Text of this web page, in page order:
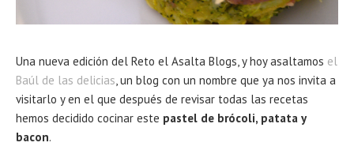
Una nueva edición del Reto el Asalta Blogs, y hoy asaltamos el
Baúl de las delicias , un blog con un nombre que ya nos invita a
visitarlo y en el que después de revisar todas las recetas
hemos decidido cocinar este pastel de brócoli, patata y
bacon.